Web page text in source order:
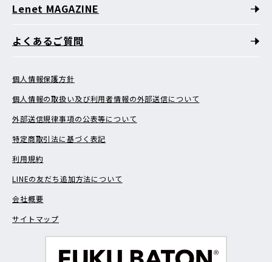
Lenet MAGAZINE
よくあるご質問
個人情報保護方針
個人情報の取扱い及び利用者情報の外部送信について
外部送信規律事項の公表等について
特定商取引法に基づく表記
利用規約
LINEの友だち追加方法について
会社概要
サイトマップ